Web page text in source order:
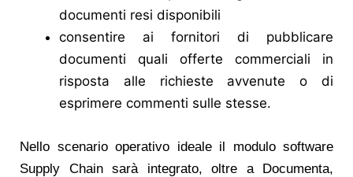
documenti resi disponibili
consentire ai fornitori di pubblicare
documenti quali offerte commerciali in
risposta alle richieste avvenute o di
esprimere commenti sulle stesse.
Nello scenario operativo ideale il modulo software
Supply Chain sarà integrato, oltre a Documenta,